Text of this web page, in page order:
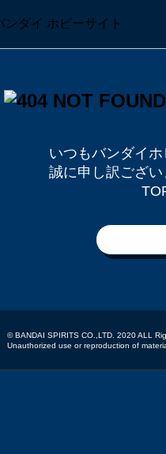
いつもバンダイホ
誠に申し訳ござい
© BANDAI SPIRITS CO.,LTD. 2020 ALL
Unauthorized use or reproduction of